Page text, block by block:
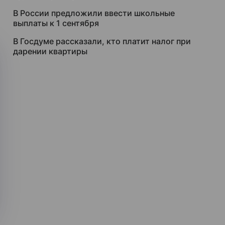
В России предложили ввести школьные
выплаты к 1 сентября
В Госдуме рассказали, кто платит налог при
дарении квартиры